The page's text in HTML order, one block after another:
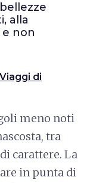
alla
non
di
meno noti
tra
carattere. La
in punta di